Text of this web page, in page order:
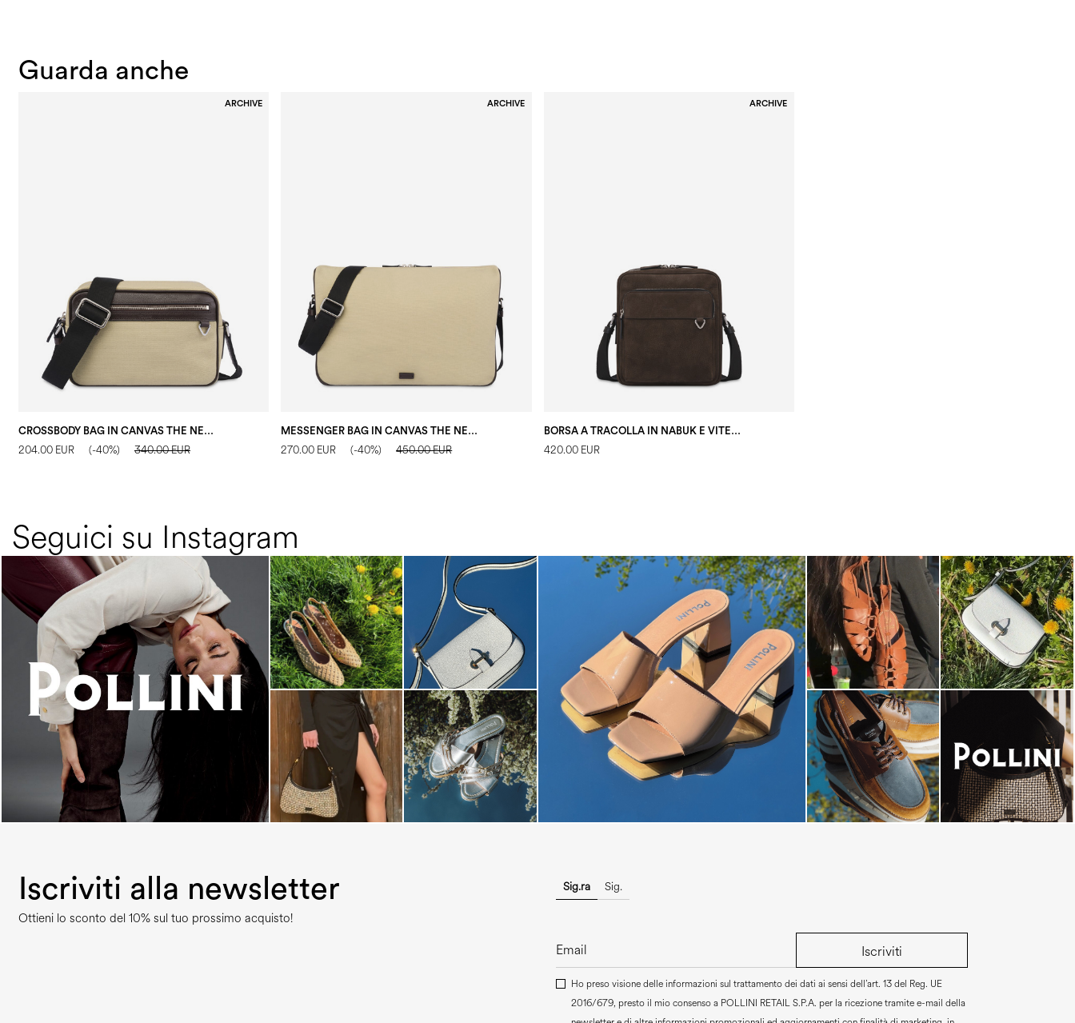
Guarda anche
ARCHIVE
CROSSBODY BAG IN CANVAS THE NEW TOUCH SABBIA/T.MORO
204.00 EUR (-40%) 340.00 EUR
ARCHIVE
MESSENGER BAG IN CANVAS THE NEW TOUCH SABBIA/T.MORO
270.00 EUR (-40%) 450.00 EUR
ARCHIVE
BORSA A TRACOLLA IN NABUK E VITELLO T.MORO/NERO
420.00 EUR
Seguici su Instagram
An ode to the house’s vibrant Italian roots, the
new...
The most-wanted mules and sandals are now on
sale. ...
Iscriviti alla newsletter
Ottieni lo sconto del 10% sul tuo prossimo acquisto!
Sig.ra Sig.
Iscriviti
Ho preso visione delle informazioni sul trattamento dei dati ai sensi dell’art. 13 del Reg. UE
2016/679, presto il mio consenso a POLLINI RETAIL S.P.A. per la ricezione tramite e-mail della